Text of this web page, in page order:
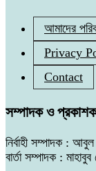
আমাদের
Privacy
Contact
সম্পাদক ও
নির্বাহী সম্পাদক :
বার্তা সম্পাদক :